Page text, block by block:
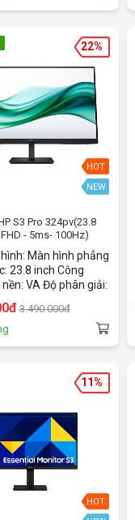
HDMI, 1x
out 3-pole (Sound
trợ: VESA
HDR 10, Reader
Safe
HOT
NEW
S3 Pro 324pv(23.8
- 5ms- 100Hz)
Màn hình phẳng
23.8 inch Công
VA Độ phân giải:
16:9 Thời gian đáp
Tốc độ làm mới:
Cổng kết nối: VGA
HDMI
3.490.000đ
22%
HOT
11%